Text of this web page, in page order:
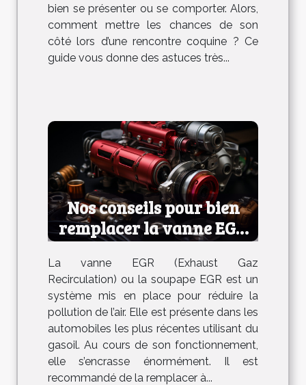
bien se présenter ou se comporter. Alors,
comment mettre les chances de son
côté lors d’une rencontre coquine ? Ce
guide vous donne des astuces très...
Nos conseils pour bien
remplacer la vanne EGR
de votre voiture
La vanne EGR (Exhaust Gaz
Recirculation) ou la soupape EGR est un
système mis en place pour réduire la
pollution de l’air. Elle est présente dans les
automobiles les plus récentes utilisant du
gasoil. Au cours de son fonctionnement,
elle s’encrasse énormément. Il est
recommandé de la remplacer à...